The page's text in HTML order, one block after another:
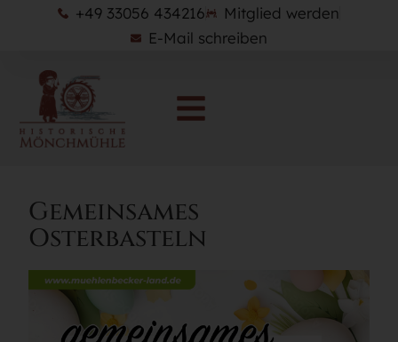
+49 33056 434216
Mitglied werden
E-Mail schreiben
Gemeinsames
Osterbasteln